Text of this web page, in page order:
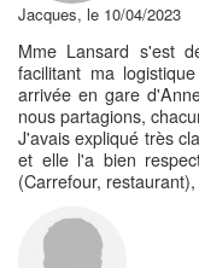
Jacques, le 10/04/2023
Mme Lansard s'est
facilitant ma
arrivée en gare
nous partagions,
J'avais expliqué très
et elle l'a bien
(Carrefour,